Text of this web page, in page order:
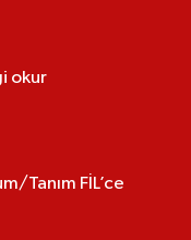
okur
Tanım FİL’ce